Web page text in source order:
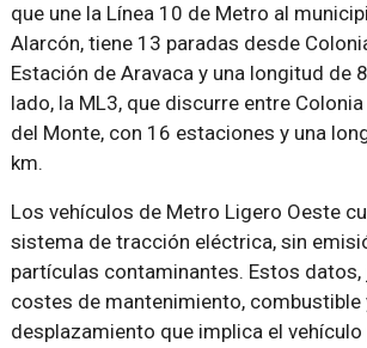
que une la Línea 10 de Metro al
Alarcón, tiene 13 paradas desde
Estación de Aravaca y una longitud de
lado, la ML3, que discurre entre
del Monte, con 16 estaciones y una
km.
Los vehículos de Metro Ligero Oeste
sistema de tracción eléctrica, sin
partículas contaminantes. Estos datos,
costes de mantenimiento, combustible
desplazamiento que implica el vehículo